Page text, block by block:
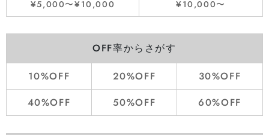
¥5,000〜¥10,000 ¥10,000〜
OFF率からさがす
10%OFF 20%OFF
30%OFF
40%OFF
50%OFF 60%OFF